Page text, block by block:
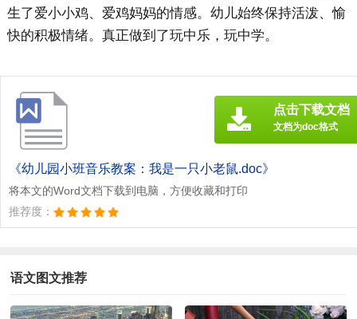
生了爱小小鸡、爱鸡妈妈的情感。幼儿始终保持活泼、愉
快的积极情绪。真正做到了玩中乐，玩中学。
《幼儿园小班音乐教案：我是一只小老鼠.doc》
将本文的Word文档下载到电脑，方便收藏和打印
推荐度：
点击下载文档
文档为doc格式
语文图文推荐